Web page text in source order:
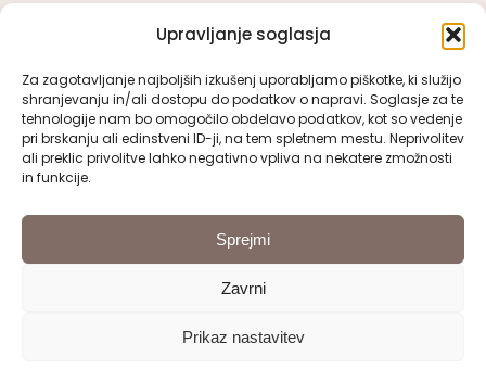
Upravljanje soglasja
Za zagotavljanje najboljših izkušenj uporabljamo piškotke, ki služijo
shranjevanju in/ali dostopu do podatkov o napravi. Soglasje za te
tehnologije nam bo omogočilo obdelavo podatkov, kot so vedenje
pri brskanju ali edinstveni ID-ji, na tem spletnem mestu. Neprivolitev
ali preklic privolitve lahko negativno vpliva na nekatere zmožnosti
in funkcije.
Sprejmi
Zavrni
Prikaz nastavitev
Toggle
Navigation
Predstavitev VDC Kranj
SLEDITE NAM